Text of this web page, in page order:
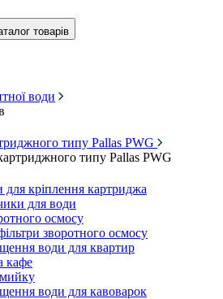
товарів
води
типу Pallas PWG
типу Pallas PWG
для кріплення картриджа
для води
осмосу
зворотного осмосу
води для квартир
кафе
води для кавоварок